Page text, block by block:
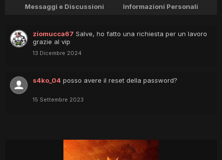
Messaggi e Discussioni Informazioni Personali
ziomucca67 Salve, ho fatto una richiesta per un lavoro
grazie al vip
13 Dicembre 2024
s4ko_04 posso avere il reset della password?
15 Settembre 2023